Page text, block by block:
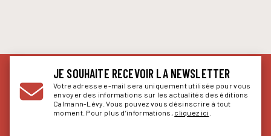
JE SOUHAITE RECEVOIR LA NEWSLETTER
Votre adresse e-mail sera uniquement utilisée pour vous
envoyer des informations sur les actualités des éditions
Calmann-Lévy. Vous pouvez vous désinscrire à tout
moment. Pour plus d’informations, cliquez ici